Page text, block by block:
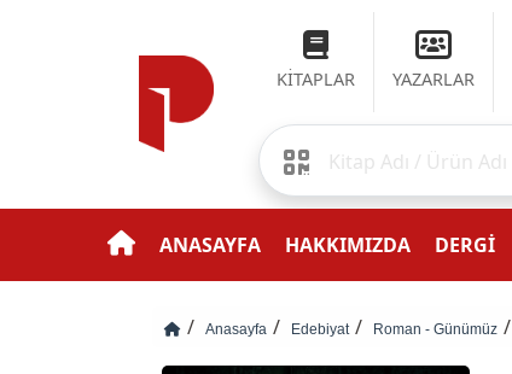
KİTAPLAR YAZARLAR
ANASAYFA HAKKIMIZDA DERGİ
Anasayfa Edebiyat Roman - Günümüz